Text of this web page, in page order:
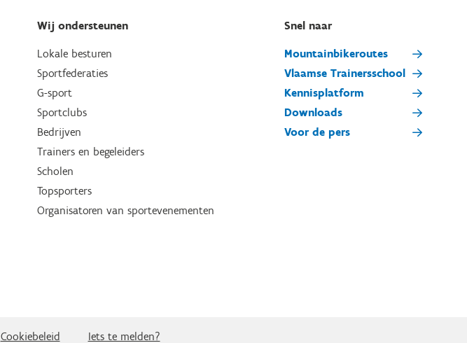
Wij ondersteunen
Lokale besturen
Sportfederaties
G-sport
Sportclubs
Bedrijven
Trainers en begeleiders
Scholen
Topsporters
Organisatoren van sportevenementen
Snel naar
Mountainbikeroutes
Vlaamse Trainersschool
Kennisplatform
Downloads
Voor de pers
Cookiebeleid Iets te melden?